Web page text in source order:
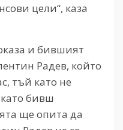
цели“, каза
и бившият
Радев, който
тъй като не
бивш
ще опита да